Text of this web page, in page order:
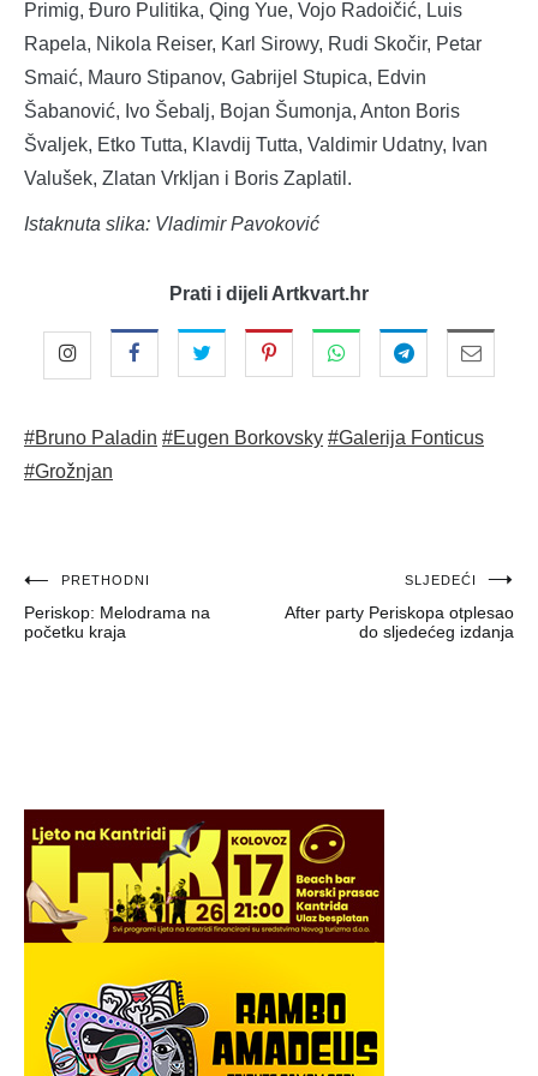
Primig, Đuro Pulitika, Qing Yue, Vojo Radoičić, Luis
Rapela, Nikola Reiser, Karl Sirowy, Rudi Skočir, Petar
Smaić, Mauro Stipanov, Gabrijel Stupica, Edvin
Šabanović, Ivo Šebalj, Bojan Šumonja, Anton Boris
Švaljek, Etko Tutta, Klavdij Tutta, Valdimir Udatny, Ivan
Valušek, Zlatan Vrkljan i Boris Zaplatil.
Istaknuta slika: Vladimir Pavoković
Prati i dijeli Artkvart.hr
#Bruno Paladin #Eugen Borkovsky #Galerija Fonticus
#Grožnjan
Navigacija
objava
PRETHODNI
Periskop: Melodrama na
početku kraja
SLJEDEĆI
After party Periskopa otplesao
do sljedećeg izdanja